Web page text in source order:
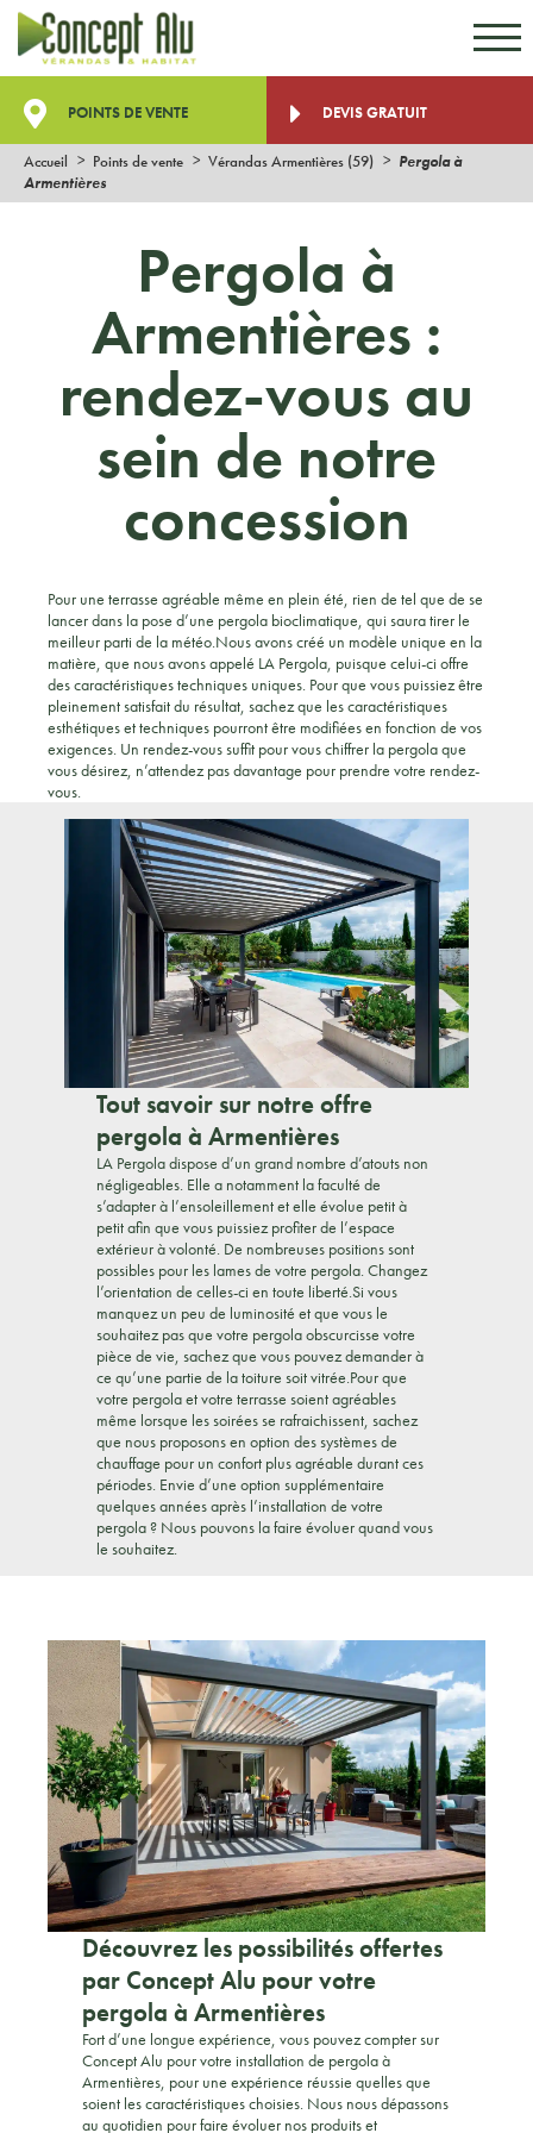
POINTS DE VENTE DEVIS GRATUIT
Accueil Points de vente Vérandas Armentières (59)
Pergola à
Armentières
Pergola à
Armentières :
rendez-vous au
sein de notre
concession
Pour une terrasse agréable même en plein été, rien de tel que de se
lancer dans la pose d’une pergola bioclimatique, qui saura tirer le
meilleur parti de la météo.Nous avons créé un modèle unique en la
matière, que nous avons appelé LA Pergola, puisque celui-ci offre
des caractéristiques techniques uniques. Pour que vous puissiez être
pleinement satisfait du résultat, sachez que les caractéristiques
esthétiques et techniques pourront être modifiées en fonction de vos
exigences. Un rendez-vous suffit pour vous chiffrer la pergola que
vous désirez, n’attendez pas davantage pour prendre votre rendez-
vous.
Tout savoir sur notre offre
pergola à Armentières
LA Pergola dispose d’un grand nombre d’atouts non
négligeables. Elle a notamment la faculté de
s’adapter à l’ensoleillement et elle évolue petit à
petit afin que vous puissiez profiter de l’espace
extérieur à volonté. De nombreuses positions sont
possibles pour les lames de votre pergola. Changez
l’orientation de celles-ci en toute liberté.Si vous
manquez un peu de luminosité et que vous le
souhaitez pas que votre pergola obscurcisse votre
pièce de vie, sachez que vous pouvez demander à
ce qu’une partie de la toiture soit vitrée.Pour que
votre pergola et votre terrasse soient agréables
même lorsque les soirées se rafraichissent, sachez
que nous proposons en option des systèmes de
chauffage pour un confort plus agréable durant ces
périodes. Envie d’une option supplémentaire
quelques années après l’installation de votre
pergola ? Nous pouvons la faire évoluer quand vous
le souhaitez.
Découvrez les possibilités offertes
par Concept Alu pour votre
pergola à Armentières
Fort d’une longue expérience, vous pouvez compter sur
Concept Alu pour votre installation de pergola à
Armentières, pour une expérience réussie quelles que
soient les caractéristiques choisies. Nous nous dépassons
au quotidien pour faire évoluer nos produits et